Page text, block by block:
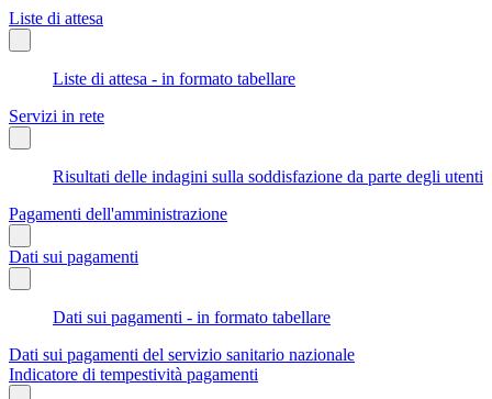
Liste di attesa
Liste di attesa - in formato tabellare
Servizi in rete
Risultati delle indagini sulla soddisfazione da parte degli utenti
Pagamenti dell'amministrazione
Dati sui pagamenti
Dati sui pagamenti - in formato tabellare
Dati sui pagamenti del servizio sanitario nazionale
Indicatore di tempestività pagamenti